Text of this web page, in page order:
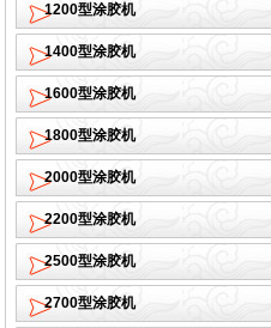
1200型涂胶机
1400型涂胶机
1600型涂胶机
1800型涂胶机
2000型涂胶机
2200型涂胶机
2500型涂胶机
2700型涂胶机